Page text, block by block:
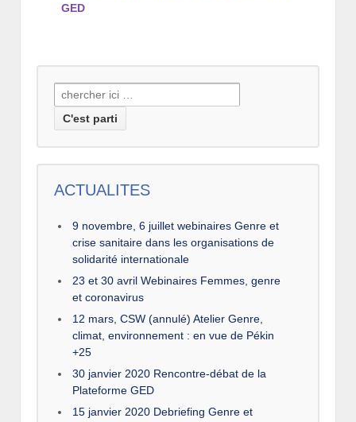
GED
Recherche
pour:
ACTUALITES
9 novembre, 6 juillet webinaires Genre et
crise sanitaire dans les organisations de
solidarité internationale
23 et 30 avril Webinaires Femmes, genre
et coronavirus
12 mars, CSW (annulé) Atelier Genre,
climat, environnement : en vue de Pékin
+25
30 janvier 2020 Rencontre-débat de la
Plateforme GED
15 janvier 2020 Debriefing Genre et